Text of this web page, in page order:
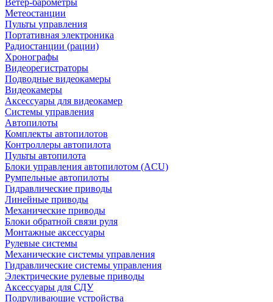
Ветер-барометры
Метеостанции
Пульты управления
Портативная электроника
Радиостанции (рации)
Хронографы
Видеорегистраторы
Подводные видеокамеры
Видеокамеры
Аксессуары для видеокамер
Системы управления
Автопилоты
Комплекты автопилотов
Контроллеры автопилота
Пульты автопилота
Блоки управления автопилотом (ACU)
Румпельные автопилоты
Гидравлические приводы
Линейные приводы
Механические приводы
Блоки обратной связи руля
Монтажные аксессуары
Рулевые системы
Механические системы управления
Гидравлические системы управления
Электрические рулевые приводы
Аксессуары для СДУ
Подруливающие устройства